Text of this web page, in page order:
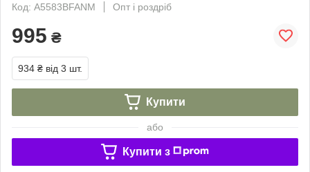
Код: A5583BFANM
Опт і роздріб
995 ₴
934 ₴ від 3 шт.
Купити
або
Купити з